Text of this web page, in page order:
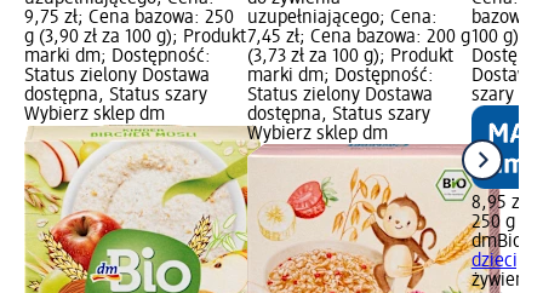
9,75 zł; Cena bazowa: 250
g (3,90 zł za 100 g); Produkt
marki dm; Dostępność:
Status zielony Dostawa
dostępna, Status szary
Wybierz sklep dm
uzupełniającego; Cena:
7,45 zł; Cena bazowa: 200 g
(3,73 zł za 100 g); Produkt
marki dm; Dostępność:
Status zielony Dostawa
dostępna, Status szary
Wybierz sklep dm
bazowa:
100 g);
szary
8,95 zł
250 g
dmBio
dzieci,